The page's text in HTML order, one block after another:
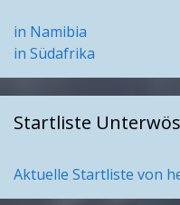
in Namibia
in Südafrika
Startliste
Aktuelle Startliste von